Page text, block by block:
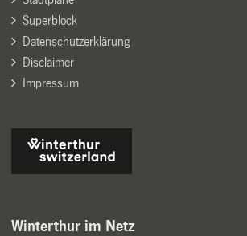
Superblock
Datenschutzerklärung
Disclaimer
Impressum
Winterthur im Netz